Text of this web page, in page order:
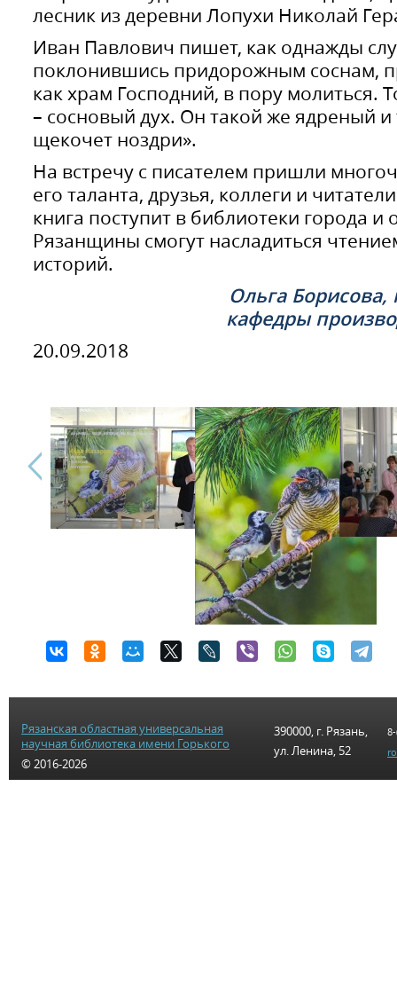
лесник из деревни Лопухи Николай
Иван Павлович пишет, как однажды
поклонившись придорожным соснам,
как храм Господний, в пору молиться.
– сосновый дух. Он такой же ядреный
щекочет ноздри».
На встречу с писателем пришли
его таланта, друзья, коллеги и
книга поступит в библиотеки города и
Рязанщины смогут насладиться
историй.
Ольга
кафедры
20.09.2018
Рязанская областная универсальная
научная библиотека имени Горького
© 2016-2026
390000, г. Рязань,
ул. Ленина, 52